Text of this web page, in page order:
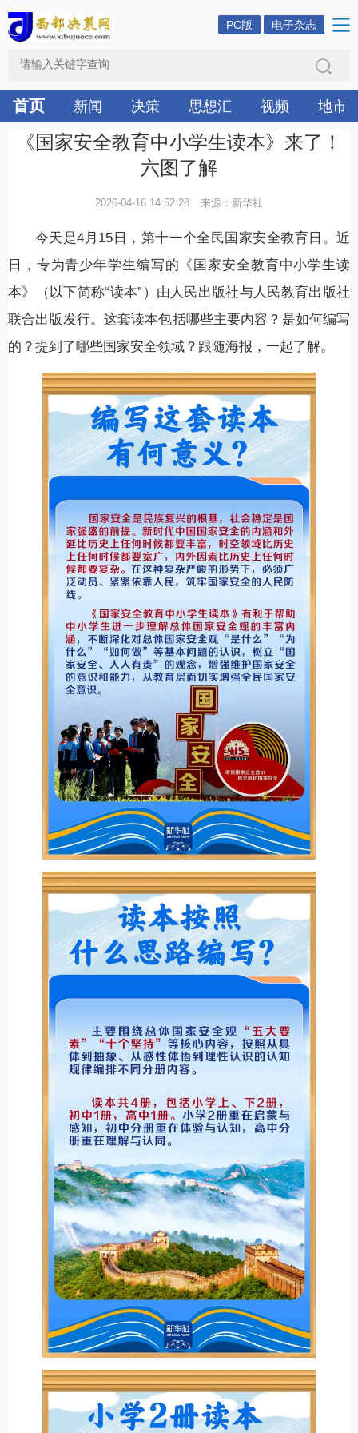
PC版 电子杂志
首页 新闻 决策 思想汇 视频 地市
《国家安全教育中小学生读本》来了！
六图了解
2026-04-16 14:52:28 来源：新华社
今天是4月15日，第十一个全民国家安全教育日。近
日，专为青少年学生编写的《国家安全教育中小学生读
本》（以下简称“读本”）由人民出版社与人民教育出版社
联合出版发行。这套读本包括哪些主要内容？是如何编写
的？提到了哪些国家安全领域？跟随海报，一起了解。